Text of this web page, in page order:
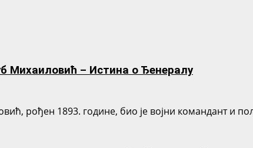
Михаиловић – Истина о Ђенералу
рођен 1893. године, био је војни командант и